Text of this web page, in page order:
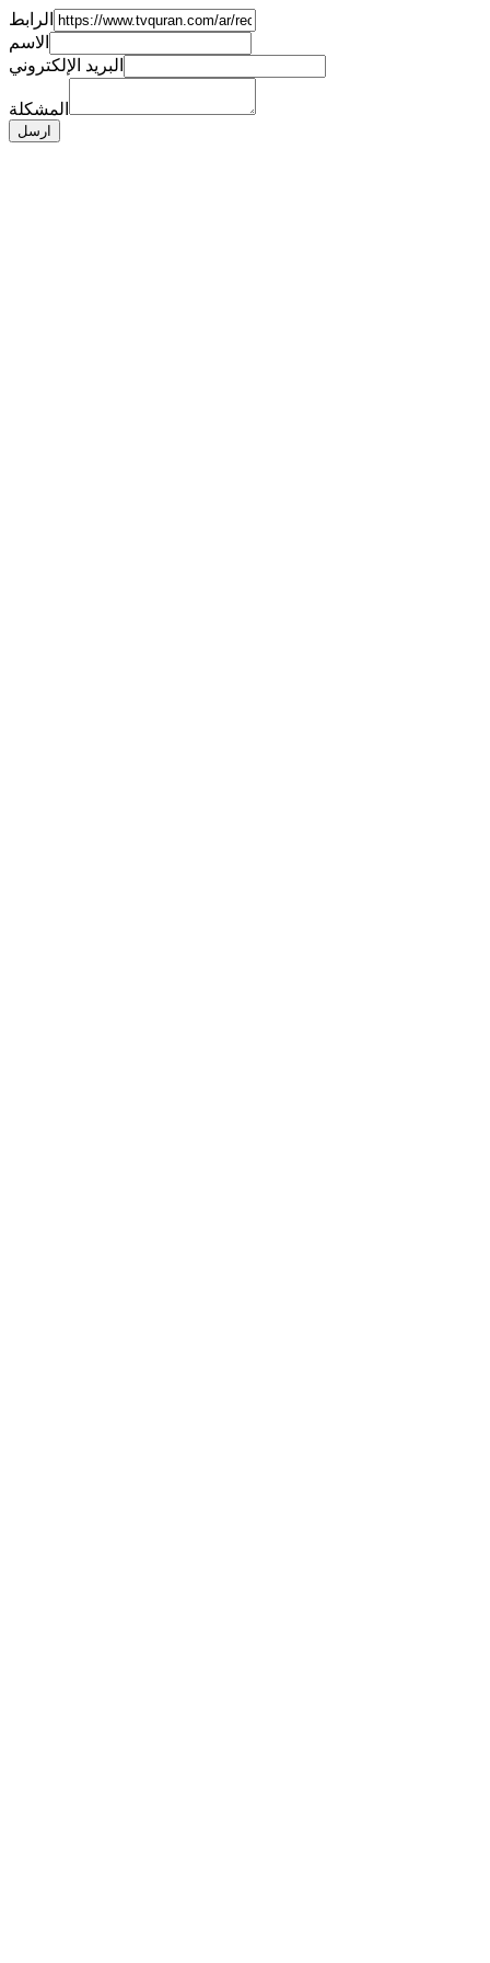
الرابط
الاسم
البريد الإلكتروني
المشكلة
ارسل